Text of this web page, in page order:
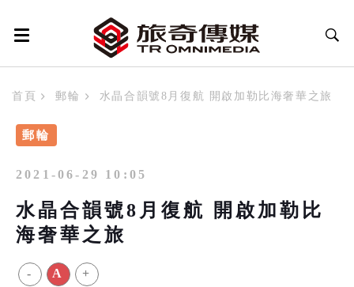
首頁 郵輪 水晶合韻號8月復航 開啟加勒比海奢華之旅
郵輪
2021-06-29 10:05
水晶合韻號8月復航 開啟加勒比
海奢華之旅
- A +